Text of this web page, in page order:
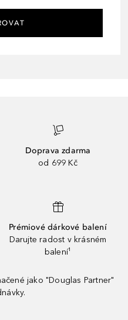
Doprava zdarma
od 699 Kč
Prémiové dárkové balení
Darujte radost v krásném
balení¹
jako "Douglas Partner"